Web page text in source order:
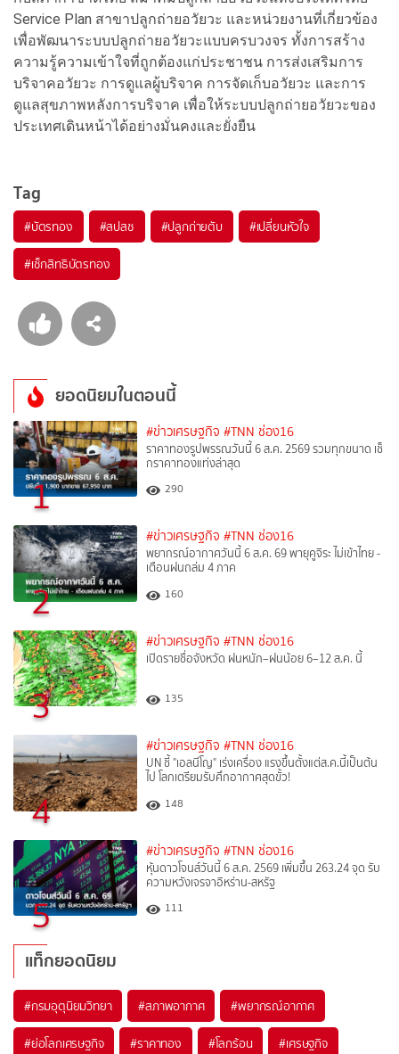
Service Plan สาขาปลูกถ่ายอวัยวะ และหน่วยงานที่เกี่ยวข้อง
เพื่อพัฒนาระบบปลูกถ่ายอวัยวะแบบครบวงจร ทั้งการสร้าง
ความรู้ความเข้าใจที่ถูกต้องแก่ประชาชน การส่งเสริมการ
บริจาคอวัยวะ การดูแลผู้บริจาค การจัดเก็บอวัยวะ และการ
ดูแลสุขภาพหลังการบริจาค เพื่อให้ระบบปลูกถ่ายอวัยวะของ
ประเทศเดินหน้าได้อย่างมั่นคงและยั่งยืน
Tag
#บัตรทอง #สปสช #ปลูกถ่ายตับ #เปลี่ยนหัวใจ
#เช็กสิทธิบัตรทอง
ยอดนิยมในตอนนี้
1
#ข่าวเศรษฐกิจ #TNN ช่อง16
ราคาทองรูปพรรณวันนี้ 6 ส.ค. 2569 รวมทุกขนาด เช็
กราคาทองแท่งล่าสุด
290
2
#ข่าวเศรษฐกิจ #TNN ช่อง16
พยากรณ์อากาศวันนี้ 6 ส.ค. 69 พายุคูจิระ ไม่เข้าไทย -
เตือนฝนถล่ม 4 ภาค
160
3
#ข่าวเศรษฐกิจ #TNN ช่อง16
เปิดรายชื่อจังหวัด ฝนหนัก–ฝนน้อย 6–12 ส.ค. นี้
135
4
#ข่าวเศรษฐกิจ #TNN ช่อง16
UN ชี้ "เอลนีโญ" เร่งเครื่อง แรงขึ้นตั้งแต่ส.ค.นี้เป็นต้น
ไป โลกเตรียมรับศึกอากาศสุดขั้ว!
148
5
#ข่าวเศรษฐกิจ #TNN ช่อง16
หุ้นดาวโจนส์วันนี้ 6 ส.ค. 2569 เพิ่มขึ้น 263.24 จุด รับ
ความหวังเจรจาอิหร่าน-สหรัฐ
111
แท็กยอดนิยม
#กรมอุตุนิยมวิทยา #สภาพอากาศ #พยากรณ์อากาศ
#ย่อโลกเศรษฐกิจ #ราคาทอง #โลกร้อน #เศรษฐกิจ